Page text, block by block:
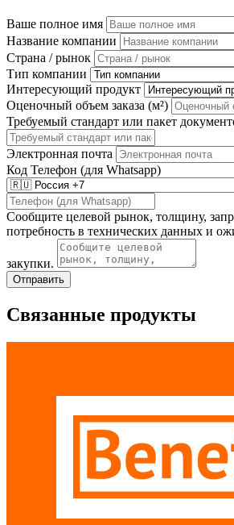
Ваше полное имя
Название компании
Страна / рынок
Тип компании
Интересующий продукт
Оценочный объем заказа (м²)
Требуемый стандарт или пакет
Электронная почта
Код Телефон (для Whatsapp)
Сообщите целевой рынок, толщину,
потребность в технических данных и
закупки.
Отправить
Связанные продукты